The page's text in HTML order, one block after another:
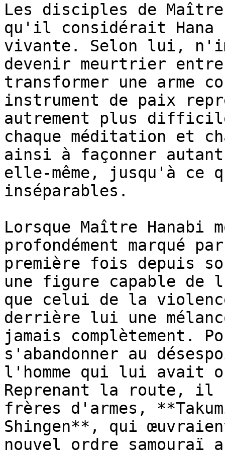
Les disciples de
qu'il considérait Hana
vivante. Selon lui,
devenir meurtrier entre
transformer une arme
instrument de paix
autrement plus
chaque méditation et
ainsi à façonner
elle-même, jusqu'à ce
inséparables.
Lorsque Maître Hanabi
profondément marqué
première fois depuis
une figure capable de
que celui de la
derrière lui une
jamais complètement.
s'abandonner au
l'homme qui lui avait
Reprenant la route, il
frères d'armes,
Shingen**, qui
nouvel ordre samouraï